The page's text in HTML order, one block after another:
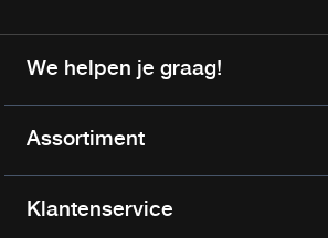
We helpen je graag!
Assortiment
Klantenservice